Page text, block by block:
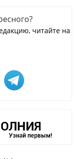
читайте на